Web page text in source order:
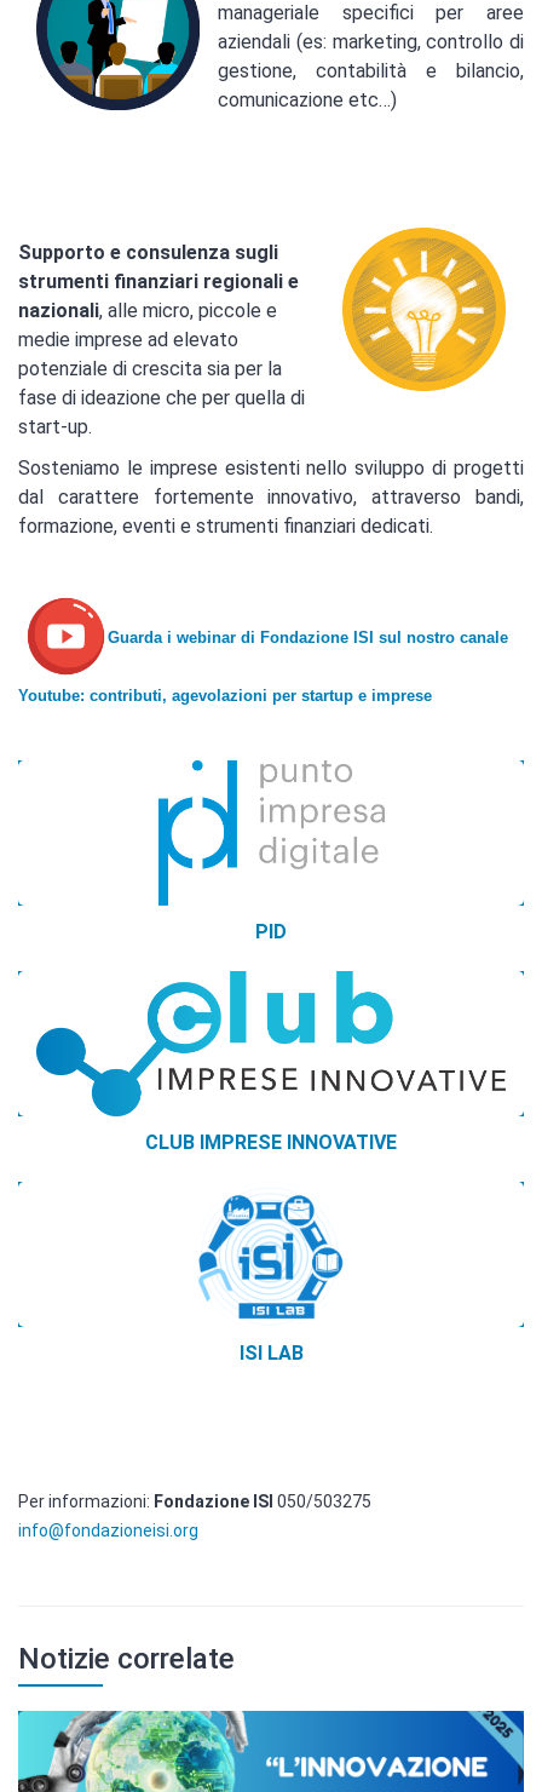
manageriale specifici per aree
aziendali (es: marketing, controllo di
gestione, contabilità e bilancio,
comunicazione etc…)
Supporto e consulenza sugli
strumenti finanziari regionali e
nazionali, alle micro, piccole e
medie imprese ad elevato
potenziale di crescita sia per la
fase di ideazione che per quella di
start-up.
Sosteniamo le imprese esistenti nello sviluppo di progetti
dal carattere fortemente innovativo, attraverso bandi,
formazione, eventi e strumenti finanziari dedicati.
Guarda i webinar di Fondazione ISI sul nostro canale
Youtube: contributi, agevolazioni per startup e imprese
PID
CLUB IMPRESE INNOVATIVE
ISI LAB
Per informazioni: Fondazione ISI 050/503275
info@fondazioneisi.org
Notizie correlate